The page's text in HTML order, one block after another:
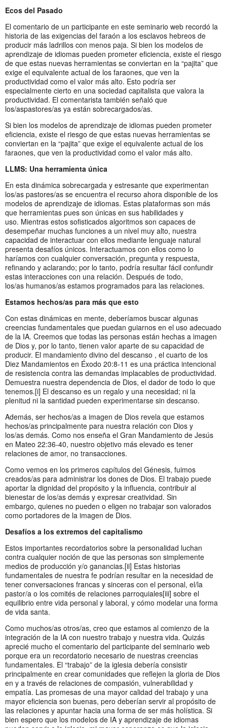
Ecos del Pasado
El comentario de un participante en este seminario web recordó la
historia de las exigencias del faraón a los esclavos hebreos de
producir más ladrillos con menos paja. Si bien los modelos de
aprendizaje de idiomas pueden prometer eficiencia, existe el riesgo
de que estas nuevas herramientas se conviertan en la “pajita” que
exige el equivalente actual de los faraones, que ven la
productividad como el valor más alto. Esto podría ser
especialmente cierto en una sociedad capitalista que valora la
productividad. El comentarista también señaló que
los/aspastores/as ya están sobrecargados/as.
Si bien los modelos de aprendizaje de idiomas pueden prometer
eficiencia, existe el riesgo de que estas nuevas herramientas se
conviertan en la “pajita” que exige el equivalente actual de los
faraones, que ven la productividad como el valor más alto.
LLMS: Una herramienta única
En esta dinámica sobrecargada y estresante que experimentan
los/as pastores/as se encuentra el recurso ahora disponible de los
modelos de aprendizaje de idiomas. Estas plataformas son más
que herramientas pues son únicas en sus habilidades y
uso. Mientras estos sofisticados algoritmos son capaces de
desempeñar muchas funciones a un nivel muy alto, nuestra
capacidad de interactuar con ellos mediante lenguaje natural
presenta desafíos únicos. Interactuamos con ellos como lo
haríamos con cualquier conversación, pregunta y respuesta,
refinando y aclarando; por lo tanto, podría resultar fácil confundir
estas interacciones con una relación. Después de todo,
los/as humanos/as estamos programados para las relaciones.
Estamos hechos/as para más que esto
Con estas dinámicas en mente, deberíamos buscar algunas
creencias fundamentales que puedan guiarnos en el uso adecuado
de la IA. Creemos que todas las personas están hechas a imagen
de Dios y, por lo tanto, tienen valor aparte de su capacidad de
producir. El mandamiento divino del descanso , el cuarto de los
Diez Mandamientos en Éxodo 20:8-11 es una práctica intencional
de resistencia contra las demandas implacables de productividad.
Demuestra nuestra dependencia de Dios, el dador de todo lo que
tenemos.[i] El descanso es un regalo y una necesidad; ni la
plenitud ni la santidad pueden experimentarse sin descanso.
Además, ser hechos/as a imagen de Dios revela que estamos
hechos/as principalmente para nuestra relación con Dios y
los/as demás. Como nos enseña el Gran Mandamiento de Jesús
en Mateo 22:36-40, nuestro objetivo más elevado es tener
relaciones de amor, no transacciones.
Como vemos en los primeros capítulos del Génesis, fuimos
creados/as para administrar los dones de Dios. El trabajo puede
aportar la dignidad del propósito y la influencia, contribuir al
bienestar de los/as demás y expresar creatividad. Sin
embargo, quienes no pueden o eligen no trabajar son valorados
como portadores de la imagen de Dios.
Desafíos a los extremos del capitalismo
Estos importantes recordatorios sobre la personalidad luchan
contra cualquier noción de que las personas son simplemente
medios de producción y/o ganancias.[ii] Estas historias
fundamentales de nuestra fe podrían resultar en la necesidad de
tener conversaciones francas y sinceras con el personal, el/la
pastor/a o los comités de relaciones parroquiales[iii] sobre el
equilibrio entre vida personal y laboral, y cómo modelar una forma
de vida santa.
Como muchos/as otros/as, creo que estamos al comienzo de la
integración de la IA con nuestro trabajo y nuestra vida. Quizás
aprecié mucho el comentario del participante del seminario web
porque era un recordatorio necesario de nuestras creencias
fundamentales. El “trabajo” de la iglesia debería consistir
principalmente en crear comunidades que reflejen la gloria de Dios
en y a través de relaciones de compasión, vulnerabilidad y
empatía. Las promesas de una mayor calidad del trabajo y una
mayor eficiencia son buenas, pero deberían servir al propósito de
las relaciones y apuntar hacia una forma de ser más holística. Si
bien espero que los modelos de IA y aprendizaje de idiomas